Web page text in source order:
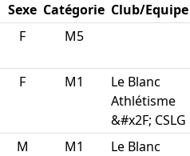
Sexe Catégorie Club/Equipe
F M5
F M1
Le Blanc
Athlétisme
&#x2F; CSLG
M M1
Le Blanc